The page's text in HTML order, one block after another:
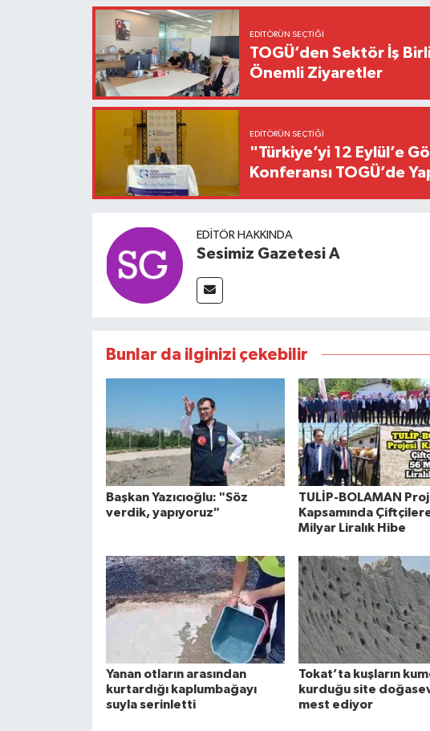
EDITÖRÜN SEÇTIĞI
TOGÜ’den Sektör İş
Önemli Ziyaretler
EDITÖRÜN SEÇTIĞI
"Türkiye’yi 12 Eylül’e
Konferansı TOGÜ’de
EDITÖR HAKKINDA
Sesimiz Gazetesi A
Bunlar da ilginizi çekebilir
Başkan Yazıcıoğlu: "Söz
verdik, yapıyoruz"
TULİP-BOLAMAN
Kapsamında
Milyar Liralık Hibe
Yanan otların arasından
kurtardığı kaplumbağayı
suyla serinletti
Tokat’ta kuşların
kurduğu site
mest ediyor